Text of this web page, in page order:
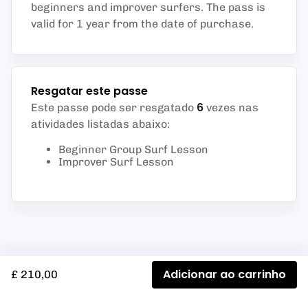
beginners and improver surfers. The pass is
valid for 1 year from the date of purchase.
Resgatar este passe
Este passe pode ser resgatado 6 vezes nas
atividades listadas abaixo:
Beginner Group Surf Lesson
Improver Surf Lesson
£ 210,00 Adicionar ao carrinho